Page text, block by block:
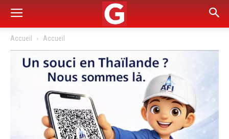
Accueil Accueil